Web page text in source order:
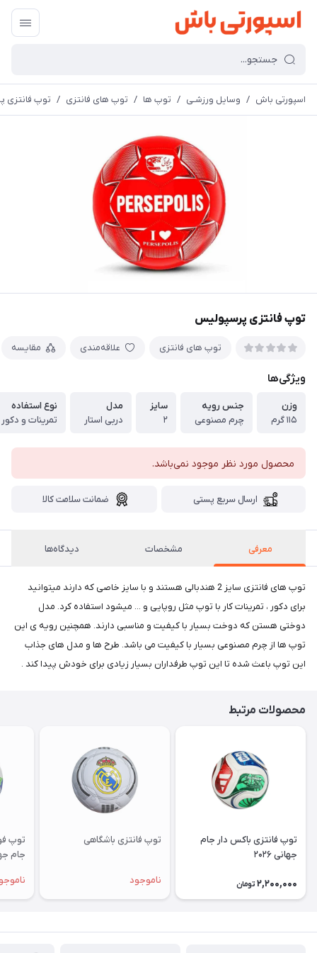
اسپورتی باش / وسایل ورزشـی / توپ ها / توپ های فانتزی / توپ فانتزی
توپ فانتزی پرسپولیس
توپ های فانتزی علاقه‌مندی مقایسه
ویژگی‌ها
وزن
۱۱۵ گرم
جنس رویه
چرم مصنوعی
سایز
۲
مدل
دربی استار
نوع استفاده
تمرینات و دکور
محصول مورد نظر موجود نمی‌باشد.
ارسال سریع پستی ضمانت سلامت کالا
معرفی مشخصات دیدگاه‌ها
توپ های فانتزی سایز 2 هندبالی هستند و با سایز خاصی که دارند میتوانید
برای دکور ، تمرینات کار با توپ مثل روپایی و ... میشود استفاده کرد. مدل
دوختی هستن که دوخت بسیار با کیفیت و مناسبی دارند. همچنین رویه ی این
توپ ها از چرم مصنوعی بسیار با کیفیت می باشد. طرح ها و مدل های جذاب
این توپ باعث شده تا این توپ طرفداران بسیار زیادی برای خودش پیدا کند .
محصولات مرتبط
توپ فانتزی باکس دار جام
جهانی ۲۰۲۶
2,200,000 تومان
توپ فانتزی باشگاهی
ناموجود
جام